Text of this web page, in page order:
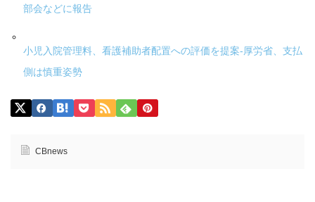
部会などに報告
小児入院管理料、看護補助者配置への評価を提案-厚労省、支払
側は慎重姿勢
CBnews